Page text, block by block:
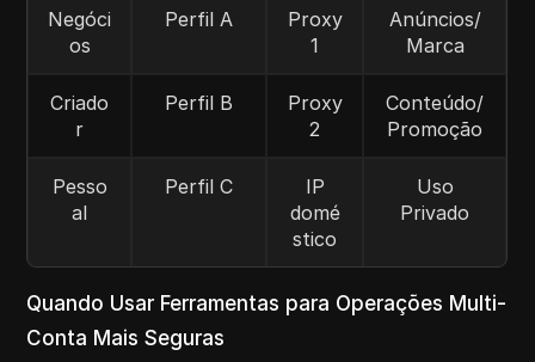
Negóci
os
Perfil A
Proxy
1
Anúncios/
Marca
Criado
r
Perfil B
Proxy
2
Conteúdo/
Promoção
Pesso
al
Perfil C
IP
domé
stico
Uso
Privado
Quando Usar Ferramentas para Operações Multi-
Conta Mais Seguras